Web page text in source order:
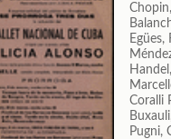
Egües,
Coralli
Pugni,